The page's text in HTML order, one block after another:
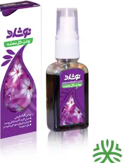
گل های دارویی
برگ های دارویی
دانه و بذرهای
ریشه های
صمغ های دارویی
میوه های دارویی
همه دسته بندی